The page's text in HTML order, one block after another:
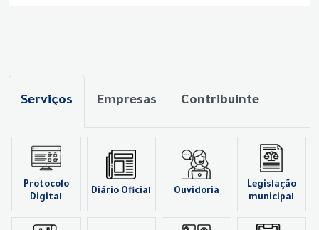
Serviços Empresas Contribuinte
Protocolo
Digital
Diário Oficial Ouvidoria
Legislação
municipal